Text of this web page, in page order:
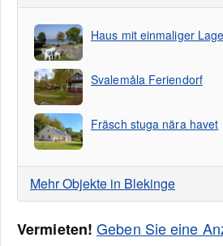
Haus mit einmaliger Lage
Svalemåla Feriendorf
Fräsch stuga nära havet
Mehr Objekte in Blekinge
Vermieten! Geben Sie eine